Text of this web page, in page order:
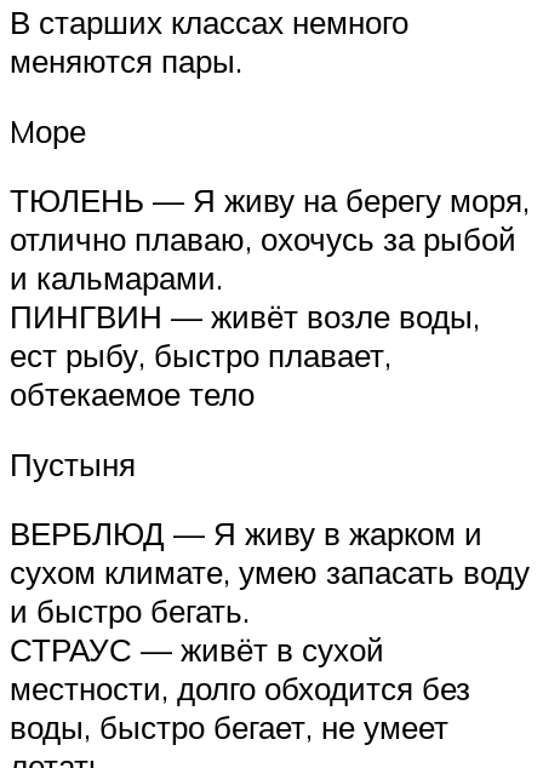
В старших классах немного
меняются пары.
Mоре
ТЮЛЕНЬ — Я живу на берегу моря,
отлично плаваю, охочусь за рыбой
и кальмарами.
ПИНГВИН — живёт возле воды,
ест рыбу, быстро плавает,
обтекаемое тело
Пустыня
ВЕРБЛЮД — Я живу в жарком и
сухом климате, умею запасать воду
и быстро бегать.
СТРАУС — живёт в сухой
местности, долго обходится без
воды, быстро бегает, не умеет